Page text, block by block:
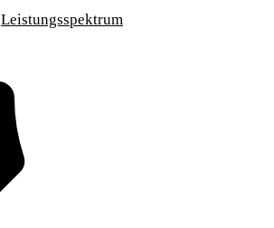
Leistungsspektrum